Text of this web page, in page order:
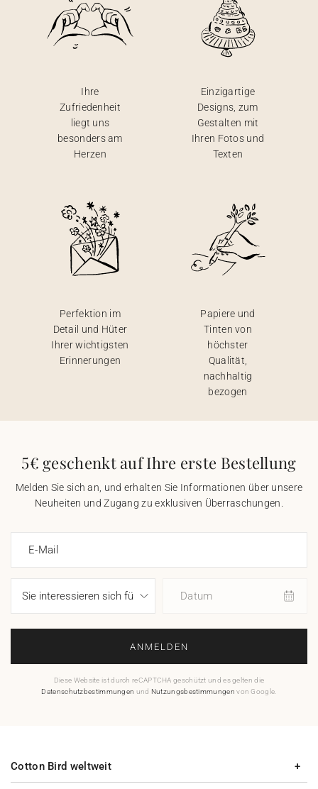
Ihre
Zufriedenheit
liegt uns
besonders am
Herzen
Einzigartige
Designs, zum
Gestalten mit
Ihren Fotos und
Texten
Perfektion im
Detail und Hüter
Ihrer wichtigsten
Erinnerungen
Papiere und
Tinten von
höchster
Qualität,
nachhaltig
bezogen
5€ geschenkt auf Ihre erste Bestellung
Melden Sie sich an, und erhalten Sie Informationen über unsere
Neuheiten und Zugang zu exklusiven Überraschungen.
E-Mail
Datum
ANMELDEN
Diese Website ist durch reCAPTCHA geschützt und es gelten die
Datenschutzbestimmungen und Nutzungsbestimmungen von Google.
Cotton Bird weltweit